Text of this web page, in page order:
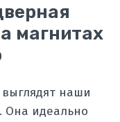
магнитах
наши
Она идеально